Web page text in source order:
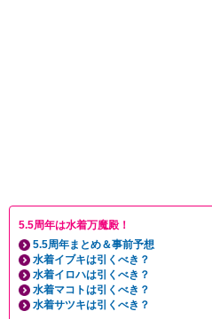
5.5周年は水着万魔殿！
5.5周年まとめ＆事前予想
水着イブキは引くべき？
水着イロハは引くべき？
水着マコトは引くべき？
水着サツキは引くべき？